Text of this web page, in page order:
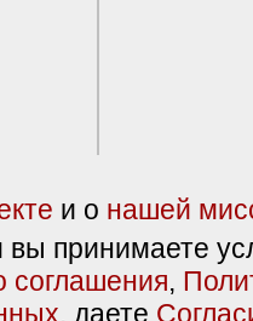
и о нашей
вы принимаете
соглашения,
, даете